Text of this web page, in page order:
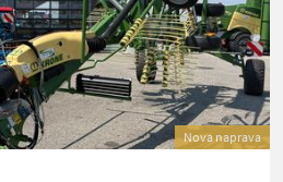
Nova naprava